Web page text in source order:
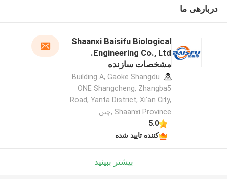
دربارهی ما
Shaanxi Baisifu Biological
Engineering Co., Ltd.
مشخصات سازنده
Building A, Gaoke Shangdu
ONE Shangcheng, Zhangba5
Road, Yanta District, Xi'an City,
Shaanxi Province ,چین
5.0
کننده تایید شده
بیشتر ببینید